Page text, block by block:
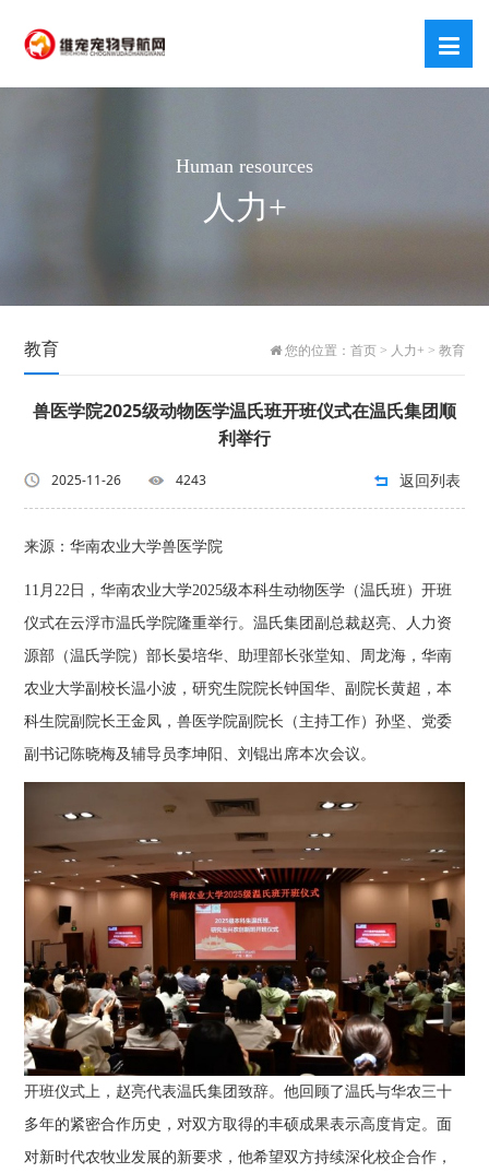
Human resources
人力+
教育 您的位置： 首页> 人力+ > 教育
兽医学院2025级动物医学温氏班开班仪式在温氏集团顺
利举行
2025-11-26 4243 返回列表
来源：华南农业大学兽医学院
11月22日，华南农业大学2025级本科生动物医学（温氏班）开班
仪式在云浮市温氏学院隆重举行。温氏集团副总裁赵亮、人力资
源部（温氏学院）部长晏培华、助理部长张堂知、周龙海，华南
农业大学副校长温小波，研究生院院长钟国华、副院长黄超，本
科生院副院长王金凤，兽医学院副院长（主持工作）孙坚、党委
副书记陈晓梅及辅导员李坤阳、刘锟出席本次会议。
开班仪式上，赵亮代表温氏集团致辞。他回顾了温氏与华农三十
多年的紧密合作历史，对双方取得的丰硕成果表示高度肯定。面
对新时代农牧业发展的新要求，他希望双方持续深化校企合作，